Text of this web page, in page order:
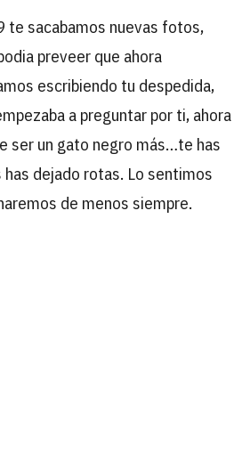
te sacabamos nuevas fotos,
preveer que ahora
escribiendo tu despedida,
a preguntar por ti, ahora
ser un gato negro más…te has
dejado rotas. Lo sentimos
de menos siempre.